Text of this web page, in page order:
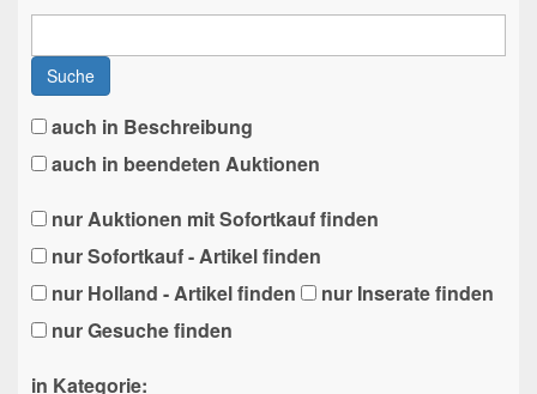
Suche
auch in Beschreibung
auch in beendeten Auktionen
nur Auktionen mit Sofortkauf finden
nur Sofortkauf - Artikel finden
nur Holland - Artikel finden
nur Inserate finden
nur Gesuche finden
in Kategorie: